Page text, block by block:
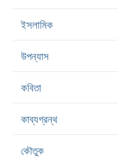
ইসলামিক
উপন্যাস
কবিতা
কাব্যগ্রন্থ
কৌতুক